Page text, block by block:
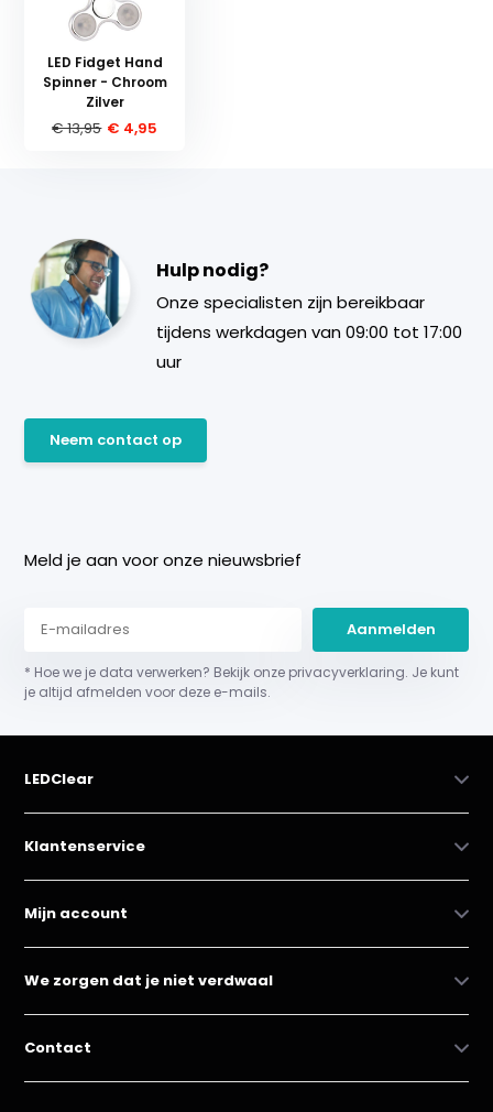
LED Fidget Hand
Spinner - Chroom
Zilver
€ 13,95 € 4,95
Hulp nodig?
Onze specialisten zijn bereikbaar
tijdens werkdagen van 09:00 tot 17:00
uur
Neem contact op
Meld je aan voor onze nieuwsbrief
Aanmelden
* Hoe we je data verwerken? Bekijk onze privacyverklaring. Je kunt
je altijd afmelden voor deze e-mails.
LEDClear
Klantenservice
Mijn account
We zorgen dat je niet verdwaal
Contact